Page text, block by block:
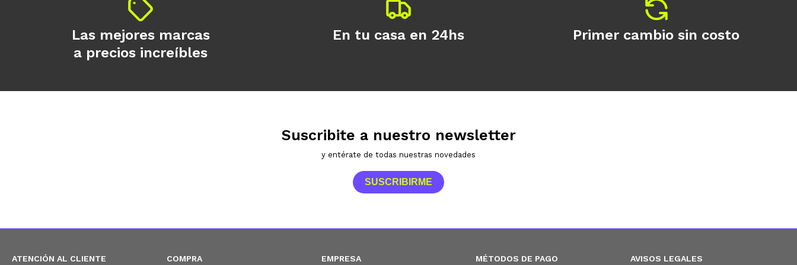
ATENCIÓN AL CLIENTE COMPRA EMPRESA MÉTODOS DE PAGO AVISOS LEGALES
Las mejores marcas
a precios increíbles
En tu casa en 24hs Primer cambio sin costo
Suscribite a nuestro newsletter
y entérate de todas nuestras novedades
SUSCRIBIRME